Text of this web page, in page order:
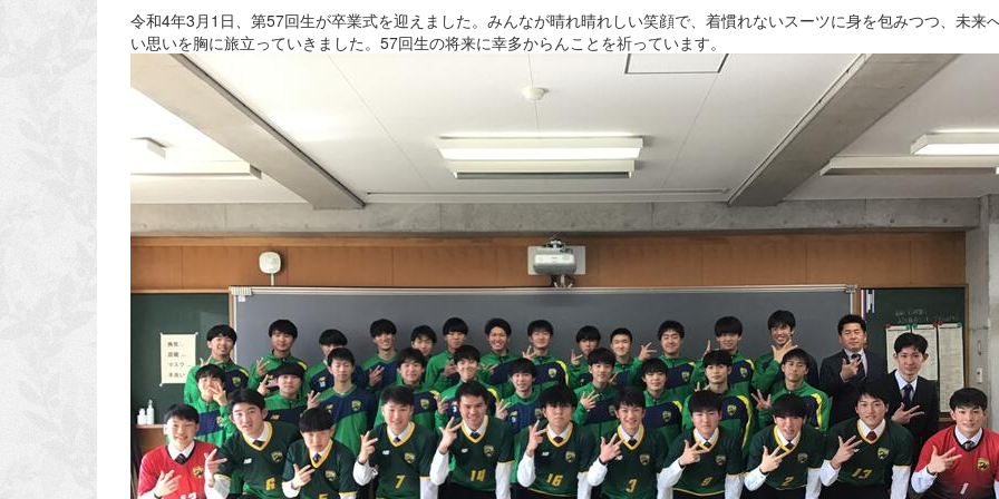
令和4年3月1日、第57回生が卒業式を迎えました。みんなが晴れ晴れしい笑顔で、着慣れないスーツに身を包みつつ、未来
い思いを胸に旅立っていきました。57回生の将来に幸多からんことを祈っています。